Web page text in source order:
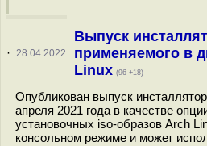
· 28.04.2022
Выпуск
применяемого в
Linux (96 +18)
Опубликован выпуск
апреля 2021 года в качестве
установочных iso-образов Arch
консольном режиме и может